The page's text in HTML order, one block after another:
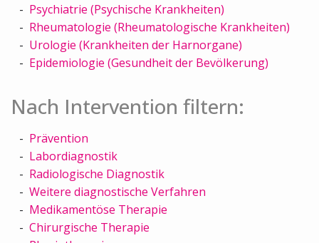
Psychiatrie (Psychische Krankheiten)
Rheumatologie (Rheumatologische Krankheiten)
Urologie (Krankheiten der Harnorgane)
Epidemiologie (Gesundheit der Bevölkerung)
Nach Intervention filtern:
Prävention
Labordiagnostik
Radiologische Diagnostik
Weitere diagnostische Verfahren
Medikamentöse Therapie
Chirurgische Therapie